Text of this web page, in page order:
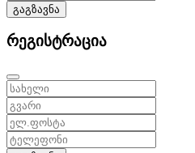
გაგზავნა
რეგისტრაცია